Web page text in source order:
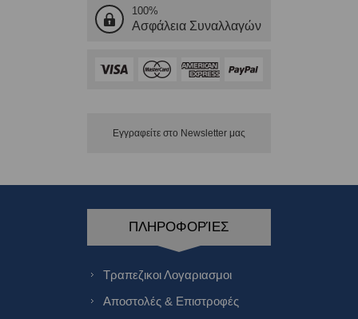
100%
Ασφάλεια Συναλλαγών
Εγγραφείτε στο Νewsletter μας
ΠΛΗΡΟΦΟΡΊΕΣ
Τραπεζικοι Λογαριασμοι
Αποστολές & Επιστροφές